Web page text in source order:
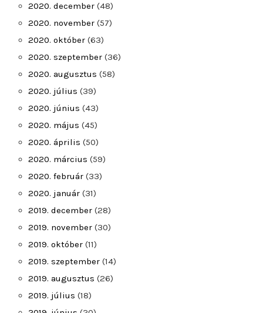
2020. december (48)
2020. november (57)
2020. október (63)
2020. szeptember (36)
2020. augusztus (58)
2020. július (39)
2020. június (43)
2020. május (45)
2020. április (50)
2020. március (59)
2020. február (33)
2020. január (31)
2019. december (28)
2019. november (30)
2019. október (11)
2019. szeptember (14)
2019. augusztus (26)
2019. július (18)